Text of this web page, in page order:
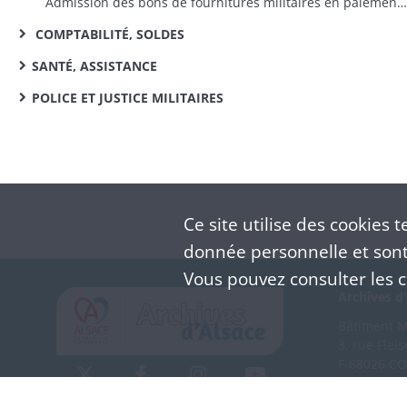
COMPTABILITÉ, SOLDES
SANTÉ, ASSISTANCE
POLICE ET JUSTICE MILITAIRES
(+33) 3
Ce site utilise des cookies
donnée personnelle et
Vous pouvez consulter les